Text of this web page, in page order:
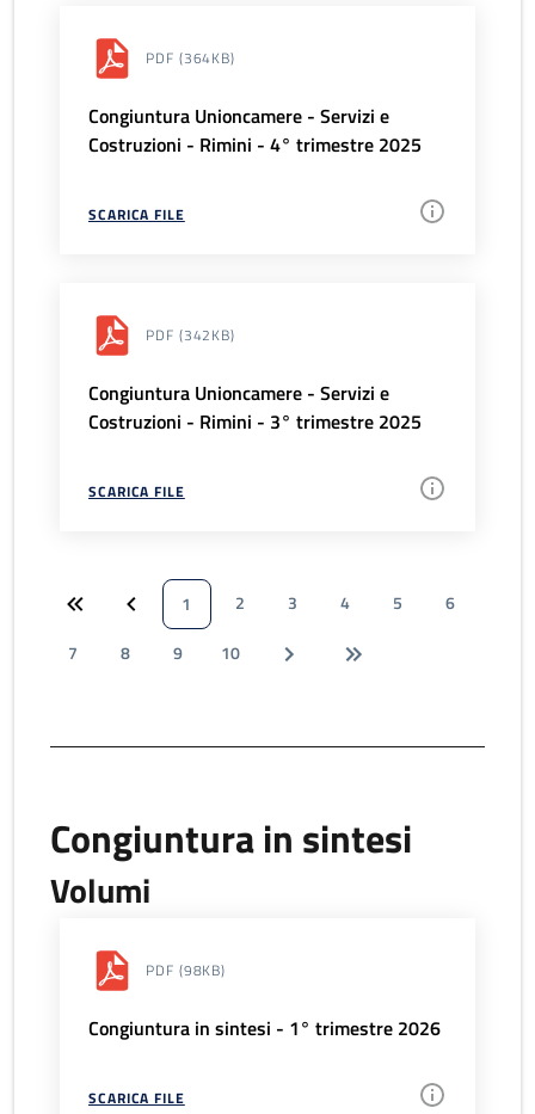
PDF (364KB)
Congiuntura Unioncamere - Servizi e
Costruzioni - Rimini - 4° trimestre 2025
SCARICA FILE
PDF (342KB)
Congiuntura Unioncamere - Servizi e
Costruzioni - Rimini - 3° trimestre 2025
SCARICA FILE
1 2 3 4 5
6
7
8 9 10
Congiuntura in sintesi
Volumi
PDF (98KB)
Congiuntura in sintesi - 1° trimestre 2026
SCARICA FILE